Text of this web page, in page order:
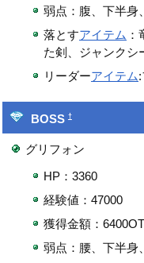
弱点：腹、下半身
落とすアイテム
た剣、ジャンクシ
リーダーアイテム
BOSS †
グリフォン
HP：3360
経験値：47000
獲得金額：
弱点：腰、下半身